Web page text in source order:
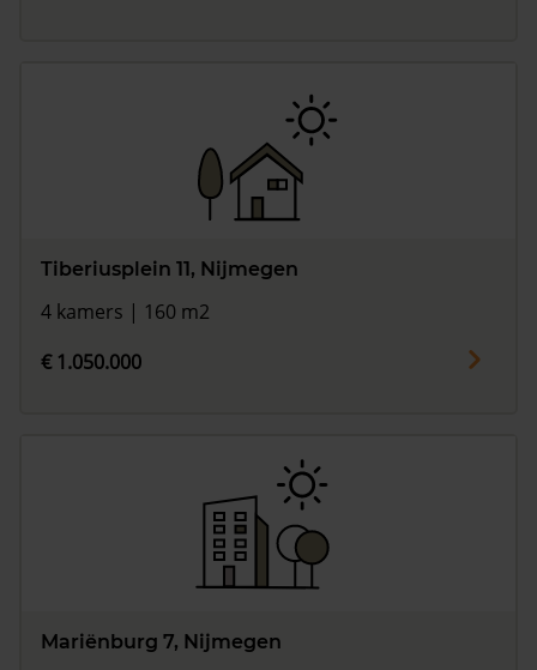
Tiberiusplein 11, Nijmegen
4 kamers | 160 m2
€ 1.050.000
Mariënburg 7, Nijmegen